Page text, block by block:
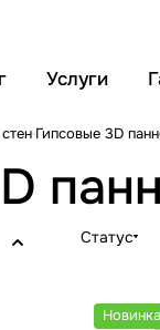
Услуги
Гипсовые 3D
Статус
Новинка